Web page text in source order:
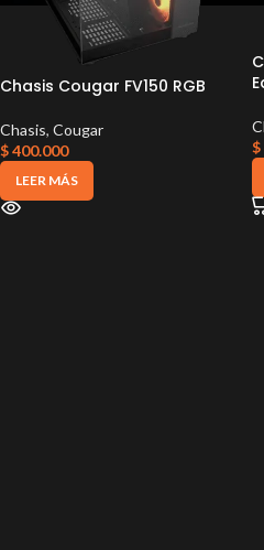
Chasis Cougar FV150 RGB
Chasis, Cougar
$400.000
LEER MÁS
$